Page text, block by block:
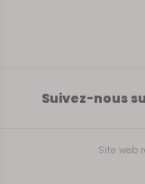
Suivez-nous
Site web